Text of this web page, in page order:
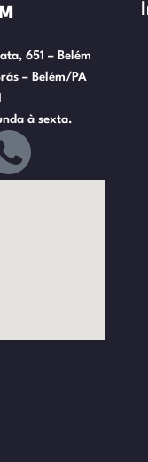
651 – Belém
– Belém/PA
à sexta.